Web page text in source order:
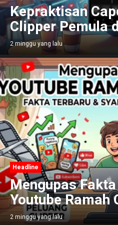
Kepraktisan
Clipper Pemula
2 minggu yang lalu
Headline
Mengupas
Youtube Ramah
2 minggu yang lalu